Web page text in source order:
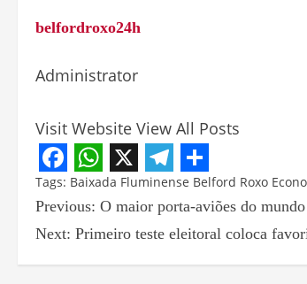
belfordroxo24h
Administrator
Visit Website View All Posts
Facebook
WhatsApp
X Telegram
Share
Tags: Baixada Fluminense Belford Roxo
Previous: O maior porta-aviões do
Next: Primeiro teste eleitoral coloca